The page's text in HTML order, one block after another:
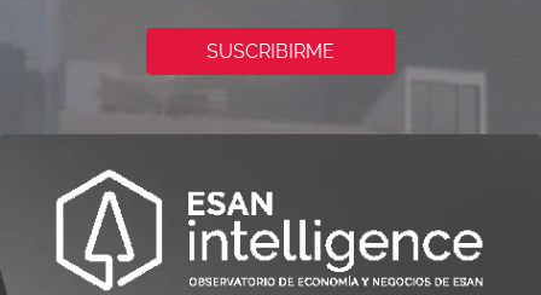
SUSCRIBIRME